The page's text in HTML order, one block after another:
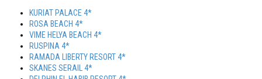
KURIAT PALACE 4*
ROSA BEACH 4*
VIME HELYA BEACH 4*
RUSPINA 4*
RAMADA LIBERTY RESORT 4*
SKANES SERAIL 4*